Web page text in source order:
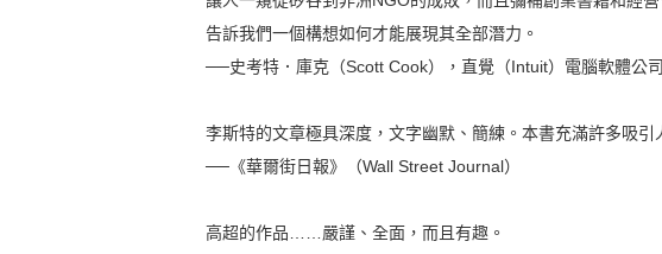
告訴我們一個構想如何才能展現其全部潛力。
──史考特．庫克（Scott Cook），直覺（Intuit）電腦軟體公
李斯特的文章極具深度，文字幽默、簡練。本書充滿許多吸引
──《華爾街日報》（Wall Street Journal）
高超的作品……嚴謹、全面，而且有趣。